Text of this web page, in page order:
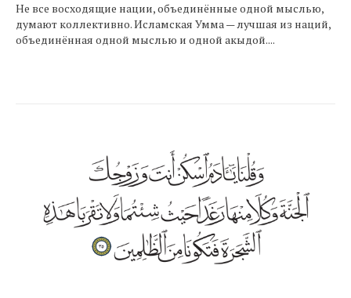
Не все восходящие нации, объединённые одной мыслью,
думают коллективно. Исламская Умма — лучшая из наций,
объединённая одной мыслью и одной акыдой....